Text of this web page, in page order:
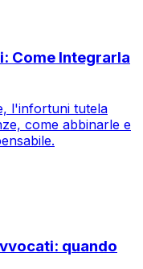
Come Integrarla
l'infortuni tutela
come abbinarle e
quando